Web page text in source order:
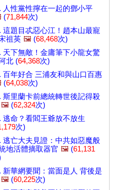
人性黨性擰在一起的鄧小平
(71,844次)
這題目忒惡心江！趙本山最寵
祖英 🖼️ (68,468次)
天下無敵！金庸筆下小龍女驚
北 (64,368次)
百年好合 三浦友和與山口百惠
(64,038次)
斯里蘭卡前總統轉世後記得殺
🖼️ (62,324次)
逃命？看閻王爺放不放生
次)
逃亡大夫見證：中共如惡魔般
地活體摘取器官 🖼️ (61,131
新華網要聞：當面是人 背後是
🖼️ (60,225次)